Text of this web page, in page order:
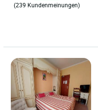
(239 Kundenmeinungen)